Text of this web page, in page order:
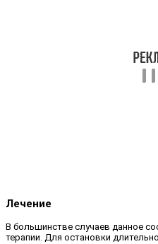
Лечение
В большинстве случаев данное
терапии. Для остановки